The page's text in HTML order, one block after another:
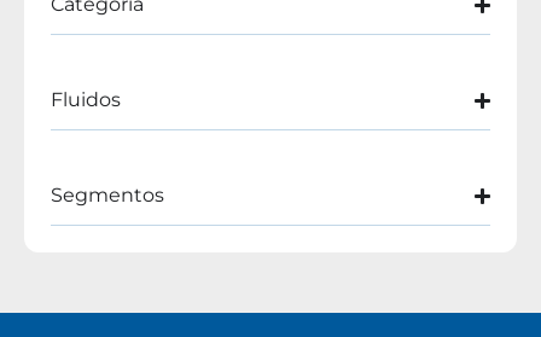
Fluidos
Segmentos